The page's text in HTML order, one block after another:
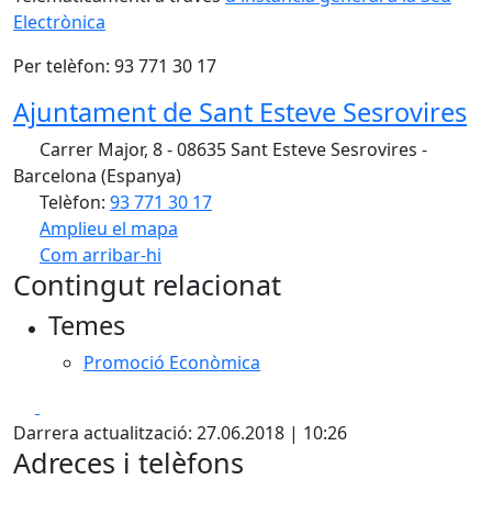
Electrònica
Per telèfon: 93 771 30 17
Ajuntament de Sant Esteve Sesrovires
Carrer Major, 8 - 08635 Sant Esteve Sesrovires -
Barcelona (Espanya)
Telèfon: 93 771 30 17
Amplieu el mapa
Com arribar-hi
+
Contingut relacionat
Temes
Promoció Econòmica
Darrera actualització: 27.06.2018 | 10:26
Adreces i telèfons